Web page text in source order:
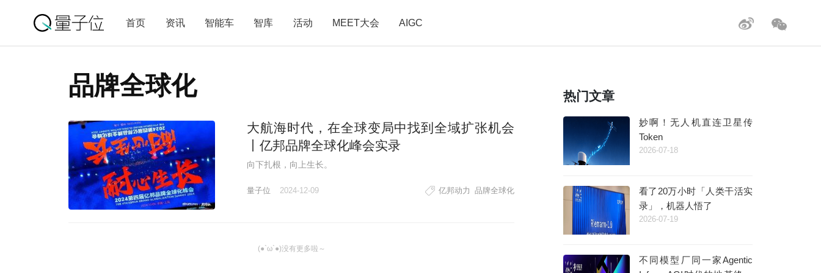
首页 资讯 智能车 智库 活动 MEET大会 AIGC
品牌全球化
大航海时代，在全球变局中找到全域扩张机会
丨亿邦品牌全球化峰会实录
向下扎根，向上生长。
量子位 2024-12-09 亿邦动力 品牌全球化
(●`ω`●)没有更多啦～
热门文章
妙啊！无人机直连卫星传
Token
2026-07-18
看了20万小时「人类干活实
录」，机器人悟了
2026-07-19
不同模型厂同一家Agentic